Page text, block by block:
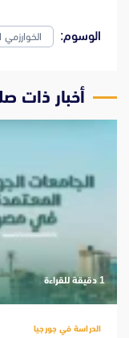
الوسوم: الخوارزمي
‫أخبار ذات
‫1 دقيقة للقراءة
الدراسة في جورجيا